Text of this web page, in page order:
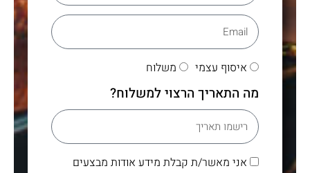
איסוף עצמי משלוח
מה התאריך הרצוי למשלוח?
אני מאשר/ת קבלת מידע אודות מבצעים